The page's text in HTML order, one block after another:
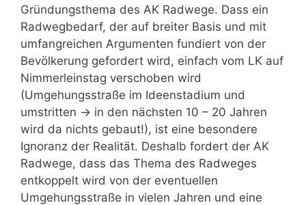
Gründungsthema des AK Radwege. Dass ein
Radwegbedarf, der auf breiter Basis und mit
umfangreichen Argumenten fundiert von der
Bevölkerung gefordert wird, einfach vom LK auf
Nimmerleinstag verschoben wird
(Umgehungsstraße im Ideenstadium und
umstritten -> in den nächsten 10 – 20 Jahren
wird da nichts gebaut!), ist eine besondere
Ignoranz der Realität. Deshalb fordert der AK
Radwege, dass das Thema des Radweges
entkoppelt wird von der eventuellen
Umgehungsstraße in vielen Jahren und eine